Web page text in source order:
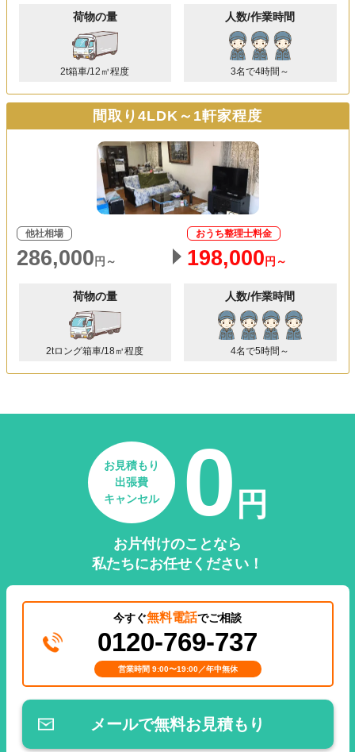
荷物の量
2t箱車/12㎥程度
人数/作業時間
3名で4時間～
間取り4LDK～1軒家程度
他社相場
286,000 円～
おうち整理士料金
198,000 円～
荷物の量
2tロング箱車/18㎥程度
人数/作業時間
4名で5時間～
お見積もり
出張費
キャンセル
0 円
お片付けのことなら
私たちにお任せください！
今すぐ無料電話でご相談
0120-769-737
営業時間 9:00〜19:00／年中無休
メールで無料お見積もり